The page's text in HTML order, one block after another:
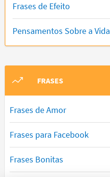
Frases de Efeito
Pensamentos Sobre a Vida
FRASES
Frases de Amor
Frases para Facebook
Frases Bonitas